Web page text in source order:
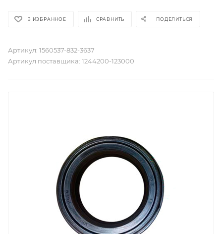
В ИЗБРАННОЕ СРАВНИТЬ ПОДЕЛИТЬСЯ
Артикул: 1560537-832-3637
Артикул поставщика: 1244200-123000